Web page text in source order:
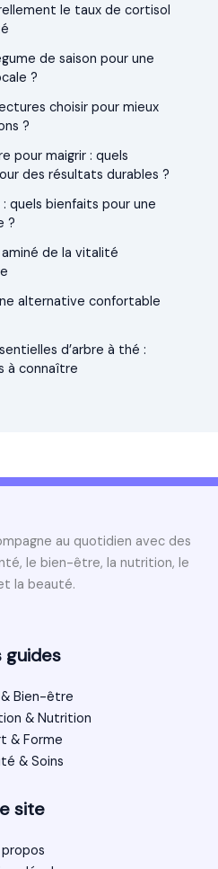
le taux de cortisol
de saison pour une
?
choisir pour mieux
?
pour maigrir : quels
des résultats durables ?
quels bienfaits pour une
?
aminé de la vitalité
alternative confortable
d’arbre à thé :
à connaître
au quotidien avec des
le bien-être, la nutrition, le
la beauté.
guides
Bien-être
& Nutrition
& Forme
& Soins
site